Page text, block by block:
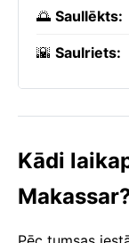
🌅 Saullēkts:
🌇 Saulriets:
Kādi